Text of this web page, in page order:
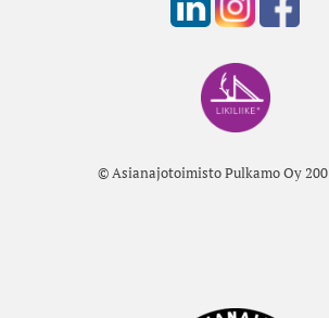
© Asianajotoimisto Pulkamo Oy